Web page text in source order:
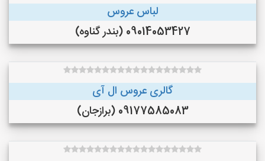
لباس عروس
09014053427 (بندر گناوه)
گالری عروس ال آی
09177585083 (برازجان)